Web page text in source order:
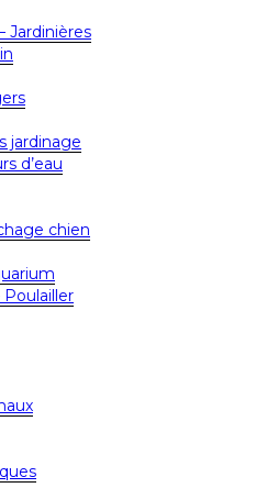
Jardinières
jardinage
d’eau
chien
Poulailler